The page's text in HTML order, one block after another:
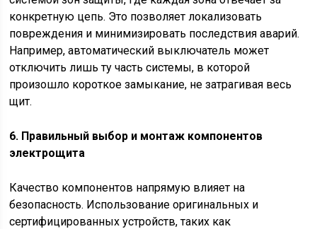
конкретную цепь. Это позволяет локализовать
повреждения и минимизировать последствия аварий.
Например, автоматический выключатель может
отключить лишь ту часть системы, в которой
произошло короткое замыкание, не затрагивая весь
щит.
6. Правильный выбор и монтаж компонентов
электрощита
Качество компонентов напрямую влияет на
безопасность. Использование оригинальных и
сертифицированных устройств, таких как